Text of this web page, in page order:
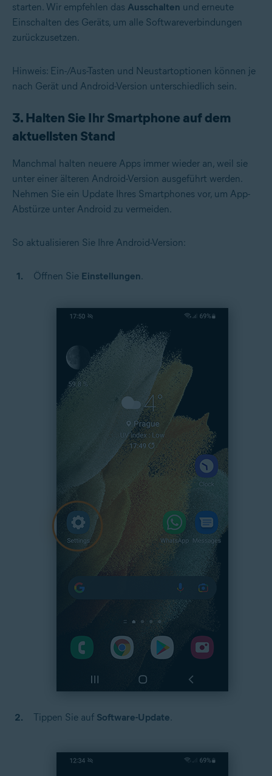
starten. Wir empfehlen das Ausschalten und erneute
Einschalten des Geräts, um alle Softwareverbindungen
zurückzusetzen.
Hinweis: Ein-/Aus-Tasten und Neustartoptionen können je
nach Gerät und Android-Version unterschiedlich sein.
3. Halten Sie Ihr Smartphone auf dem
aktuellsten Stand
Manchmal halten neuere Apps immer wieder an, weil sie
unter einer älteren Android-Version ausgeführt werden.
Nehmen Sie ein Update Ihres Smartphones vor, um App-
Abstürze unter Android zu vermeiden.
So aktualisieren Sie Ihre Android-Version:
Öffnen Sie Einstellungen.
Tippen Sie auf Software-Update.